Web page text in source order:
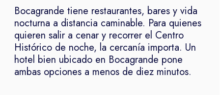
Bocagrande tiene restaurantes, bares y vida
nocturna a distancia caminable. Para quienes
quieren salir a cenar y recorrer el Centro
Histórico de noche, la cercanía importa. Un
hotel bien ubicado en Bocagrande pone
ambas opciones a menos de diez minutos.